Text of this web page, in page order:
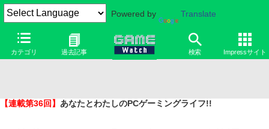
Powered by Translate
カテゴリ 過去記事 検索 Impressサイト
【連載第36回】 あなたとわたしのPCゲーミングライフ!!